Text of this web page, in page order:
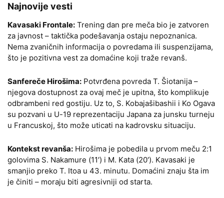
Najnovije vesti
Kavasaki Frontale: Trening dan pre meča bio je zatvoren
za javnost – taktička podešavanja ostaju nepoznanica.
Nema zvaničnih informacija o povredama ili suspenzijama,
što je pozitivna vest za domaćine koji traže revanš.
Sanfereče Hirošima: Potvrđena povreda T. Šiotanija –
njegova dostupnost za ovaj meč je upitna, što komplikuje
odbrambeni red gostiju. Uz to, S. Kobajašibashii i Ko Ogava
su pozvani u U-19 reprezentaciju Japana za junsku turneju
u Francuskoj, što može uticati na kadrovsku situaciju.
Kontekst revanša: Hirošima je pobedila u prvom meču 2:1
golovima S. Nakamure (11′) i M. Kata (20′). Kavasaki je
smanjio preko T. Itoa u 43. minutu. Domaćini znaju šta im
je činiti – moraju biti agresivniji od starta.